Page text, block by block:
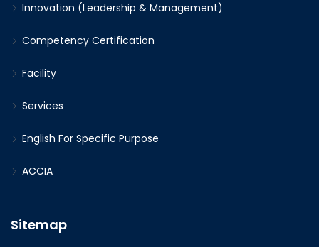
Innovation (Leadership & Management)
Competency Certification
Facility
Services
English For Specific Purpose
ACCIA
Sitemap